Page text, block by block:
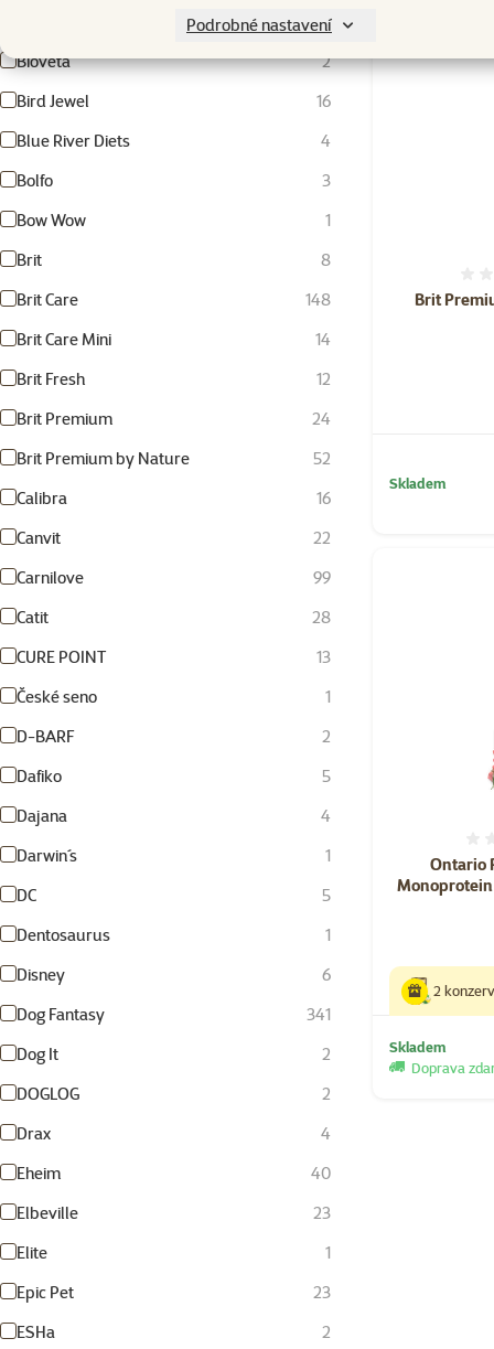
Podrobné nastavení
3
Bioveta
2
Bird Jewel
16
Blue River Diets
4
Bolfo
3
Bow Wow
1
Brit
8
Brit Care
148
Brit Care Mini
14
Brit Fresh
12
Brit Premium
24
Brit Premium by Nature
52
Calibra
16
Canvit
22
Carnilove
99
Catit
28
CURE POINT
13
České seno
1
D-BARF
2
Dafiko
5
Dajana
4
Darwin´s
1
DC
5
Dentosaurus
1
Disney
6
Dog Fantasy
341
Dog It
2
DOGLOG
2
Drax
4
Eheim
40
Elbeville
23
Elite
1
Epic Pet
23
ESHa
2
Brit
Skladem
Ontario
2
Skladem
Doprava